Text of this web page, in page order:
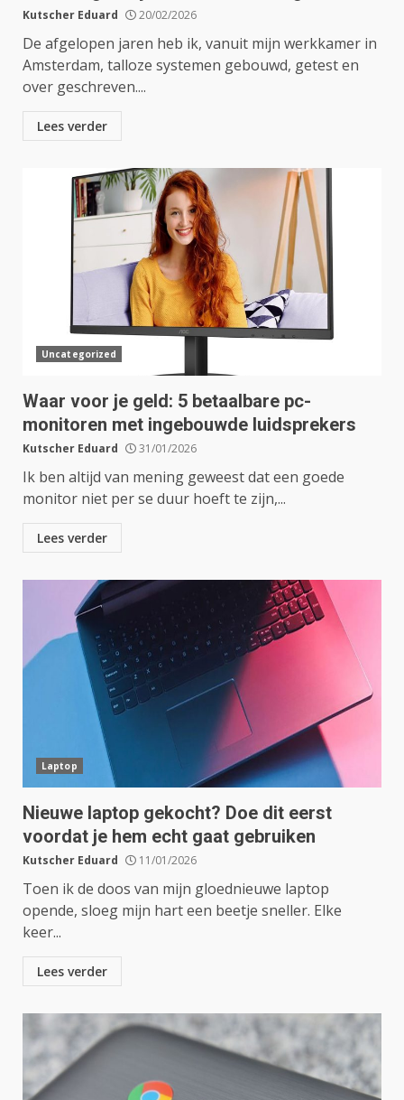
Kutscher Eduard 20/02/2026
De afgelopen jaren heb ik, vanuit mijn werkkamer in
Amsterdam, talloze systemen gebouwd, getest en
over geschreven....
Lees verder
Uncategorized
Waar voor je geld: 5 betaalbare pc-
monitoren met ingebouwde luidsprekers
Kutscher Eduard 31/01/2026
Ik ben altijd van mening geweest dat een goede
monitor niet per se duur hoeft te zijn,...
Lees verder
Laptop
Nieuwe laptop gekocht? Doe dit eerst
voordat je hem echt gaat gebruiken
Kutscher Eduard 11/01/2026
Toen ik de doos van mijn gloednieuwe laptop
opende, sloeg mijn hart een beetje sneller. Elke
keer...
Lees verder